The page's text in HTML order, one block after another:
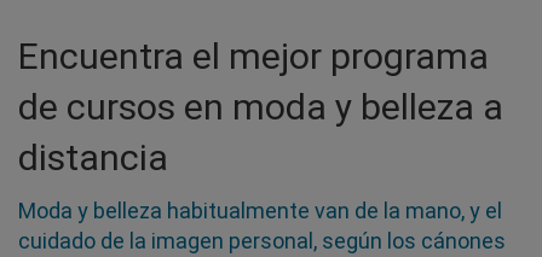
Encuentra el mejor programa
de cursos en moda y belleza a
distancia
Moda y belleza habitualmente van de la mano, y el
cuidado de la imagen personal, según los cánones